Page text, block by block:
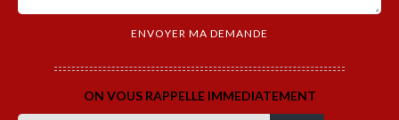
ON VOUS RAPPELLE IMMEDIATEMENT